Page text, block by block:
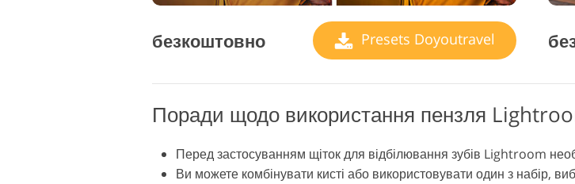
безкоштовно Presets Doyoutravel
Поради щодо використання пензля
Перед застосуванням щіток для відбілювання зубів Lightroom
Ви можете комбінувати кисті або використовувати один з набір,